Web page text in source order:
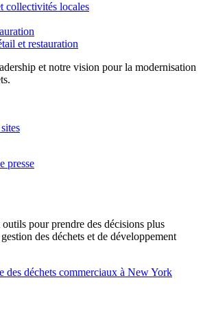
collectivités locales
et restauration
et notre vision pour la modernisation
presse
pour prendre des décisions plus
des déchets et de développement
des déchets commerciaux à New York